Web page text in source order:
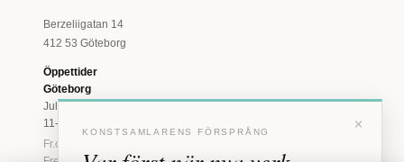
Berzeliigatan 14
412 53 Göteborg
Öppettider
Göteborg
Juli: Tis 11-18 · Lör
11-16
Fr.o.m. augusti: Tis-
×
KONSTSAMLARENS FÖRSPRÅNG